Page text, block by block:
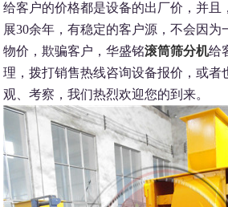
给客户的价格都是设备的出厂价，并且
展30余年，有稳定的客户源，不会因为
物价，欺骗客户，华盛铭滚筒筛分机给
理，拨打销售热线咨询设备报价，或者
观、考察，我们热烈欢迎您的到来。